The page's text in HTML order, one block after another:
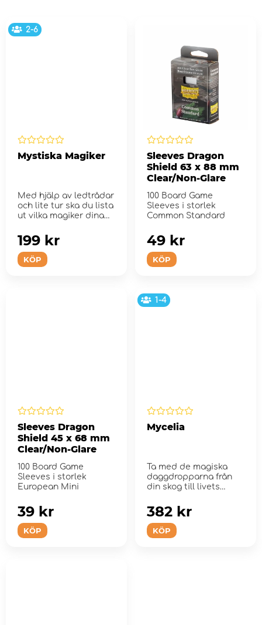
2-6
Mystiska Magiker
Med hjälp av ledtrådar
och lite tur ska du lista
ut vilka magiker dina
KÖP
199 kr
Sleeves Dragon
Shield 63 x 88 mm
Clear/Non-Glare
100 Board Game
Sleeves i storlek
Common Standard
KÖP
49 kr
Sleeves Dragon
Shield 45 x 68 mm
Clear/Non-Glare
100 Board Game
Sleeves i storlek
European Mini
KÖP
39 kr
1-4
Mycelia
Ta med de magiska
daggdropparna från
din skog till livets
KÖP
382 kr